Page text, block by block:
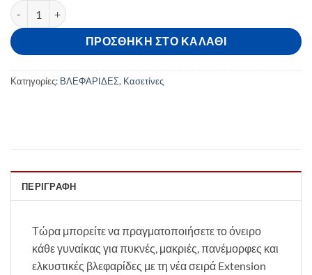
Βλεφαρίδες 0.05 MIX CC ποσότητα
ΠΡΟΣΘΉΚΗ ΣΤΟ ΚΑΛΆΘΙ
Κατηγορίες: ΒΛΕΦΑΡΙΔΕΣ, Κασετίνες
ΠΕΡΙΓΡΑΦΉ
Τώρα μπορείτε να πραγματοποιήσετε το όνειρο
κάθε γυναίκας για πυκνές, μακριές, πανέμορφες και
ελκυστικές βλεφαρίδες με τη νέα σειρά Extension